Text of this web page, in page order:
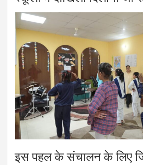
इस पहल के संचालन के लिए